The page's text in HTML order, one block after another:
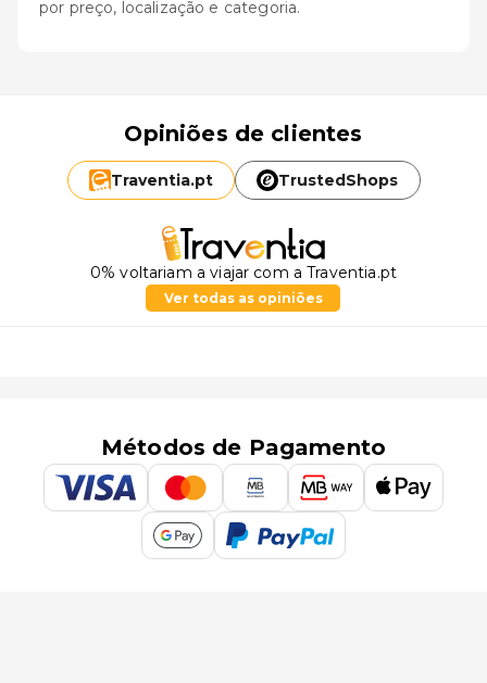
por preço, localização e categoria.
Opiniões de clientes
Traventia.pt TrustedShops
0% voltariam a viajar com a Traventia.pt
Ver todas as opiniões
Métodos de Pagamento